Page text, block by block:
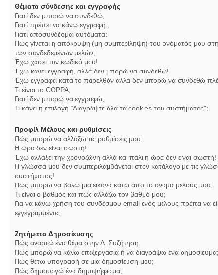
Θέματα σύνδεσης και εγγραφής
Γιατί δεν μπορώ να συνδεθώ;
Γιατί πρέπει να κάνω εγγραφή;
Γιατί αποσυνδέομαι αυτόματα;
Πώς γίνεται η απόκρυψη (μη συμπερίληψη) του ονόματός μου στη
των συνδεδεμένων μελών;
Έχω χάσει τον κωδικό μου!
Έχω κάνει εγγραφή, αλλά δεν μπορώ να συνδεθώ!
Έχω εγγραφεί κατά το παρελθόν αλλά δεν μπορώ να συνδεθώ
Τι είναι το COPPA;
Γιατί δεν μπορώ να εγγραφώ;
Τι κάνει η επιλογή “Διαγράψτε όλα τα cookies του συστήματος”;
Προφίλ Μέλους και ρυθμίσεις
Πώς μπορώ να αλλάξω τις ρυθμίσεις μου;
Η ώρα δεν είναι σωστή!
Έχω αλλάξει την χρονοζώνη αλλά και πάλι η ώρα δεν είναι σωστή!
Η γλώσσα μου δεν συμπεριλαμβάνεται στον κατάλογο με τις
συστήματος!
Πώς μπορώ να βάλω μια εικόνα κάτω από το όνομα μέλους μου;
Τι είναι ο βαθμός και πώς αλλάζω τον βαθμό μου;
Για να κάνω χρήση του συνδέσμου email ενός μέλους πρέπει να
εγγεγραμμένος;
Ζητήματα Δημοσίευσης
Πώς αναρτώ ένα θέμα στην Δ. Συζήτηση;
Πώς μπορώ να κάνω επεξεργασία ή να διαγράψω ένα δημοσίευμα;
Πώς θέτω υπογραφή σε μία δημοσίευση μου;
Πώς δημιουργώ ένα δημοψήφισμα;